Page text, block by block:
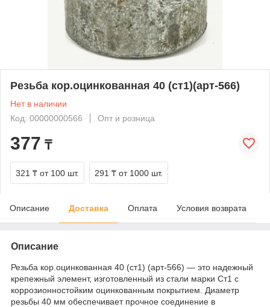
Резьба кор.оцинкованная 40 (ст1)(арт-566)
Нет в наличии
Код: 00000000566
Опт и розница
377 ₸
321 ₸ от 100 шт. 291 ₸ от 1000 шт.
Описание Доставка Оплата Условия возврата
Описание
Резьба кор.оцинкованная 40 (ст1) (арт-566) — это надежный
крепежный элемент, изготовленный из стали марки Ст1 с
коррозионностойким оцинкованным покрытием. Диаметр
резьбы 40 мм обеспечивает прочное соединение в